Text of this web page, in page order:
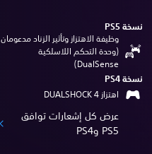
نسخة PS5‏
وظيفة الاهتزاز وتأثير الزناد مدعومان
(وحدة التحكم اللاسلكية
DualSense‏)
نسخة PS4‏
اهتزاز DUALSHOCK 4‏
عرض كل إشعارات توافق
PS5 وPS4‏